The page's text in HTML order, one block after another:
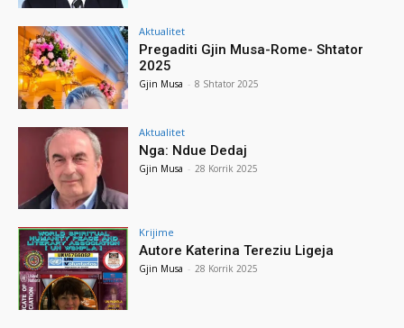
Aktualitet
Pregaditi Gjin Musa-Rome- Shtator
2025
Gjin Musa - 8 Shtator 2025
Aktualitet
Nga: Ndue Dedaj
Gjin Musa - 28 Korrik 2025
Krijime
Autore Katerina Tereziu Ligeja
Gjin Musa - 28 Korrik 2025